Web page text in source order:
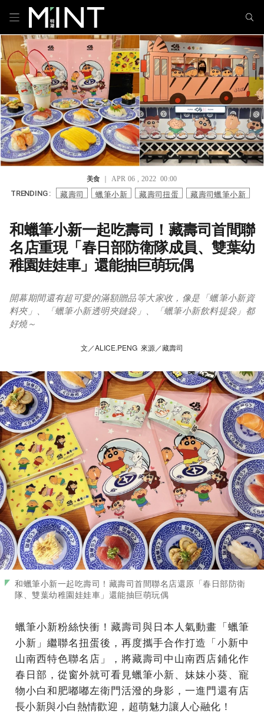
美食｜ APR 06 , 2022 00:00
TRENDING : 藏壽司 蠟筆小新 藏壽司扭蛋 藏壽司蠟筆小新
和蠟筆小新一起吃壽司！藏壽司首間聯
名店重現「春日部防衛隊成員、雙葉幼
稚園娃娃車」還能抽巨萌玩偶
開幕期間還有超可愛的滿額贈品等大家收，像是「蠟筆小新資
料夾」、「蠟筆小新透明夾鏈袋」、「蠟筆小新飲料提袋」都
好燒～
文／ALICE.PENG 來源／藏壽司
和蠟筆小新一起吃壽司！藏壽司首間聯名店還原「春日部防衛
隊、雙葉幼稚園娃娃車」還能抽巨萌玩偶
蠟筆小新粉絲快衝！藏壽司與日本人氣動畫「蠟筆
小新」繼聯名扭蛋後，再度攜手合作打造「小新中
山南西特色聯名店」，將藏壽司中山南西店鋪化作
春日部，從窗外就可看見蠟筆小新、妹妹小葵、寵
物小白和肥嘟嘟左衛門活潑的身影，一進門還有店
長小新與小白熱情歡迎，超萌魅力讓人心融化！